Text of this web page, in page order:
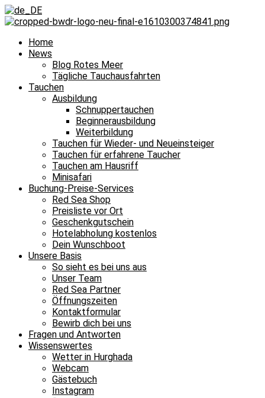
Home
News
Blog Rotes Meer
Tägliche Tauchausfahrten
Tauchen
Ausbildung
Schnuppertauchen
Beginnerausbildung
Weiterbildung
Tauchen für Wieder- und Neueinsteiger
Tauchen für erfahrene Taucher
Tauchen am Hausriff
Minisafari
Buchung-Preise-Services
Red Sea Shop
Preisliste vor Ort
Geschenkgutschein
Hotelabholung kostenlos
Dein Wunschboot
Unsere Basis
So sieht es bei uns aus
Unser Team
Red Sea Partner
Öffnungszeiten
Kontaktformular
Bewirb dich bei uns
Fragen und Antworten
Wissenswertes
Wetter in Hurghada
Webcam
Gästebuch
Instagram